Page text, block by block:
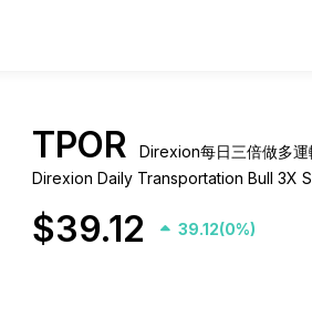
TPOR
Direxion每日三倍做多運
Direxion Daily Transportation Bull 3X
$39.12 39.12(0%)